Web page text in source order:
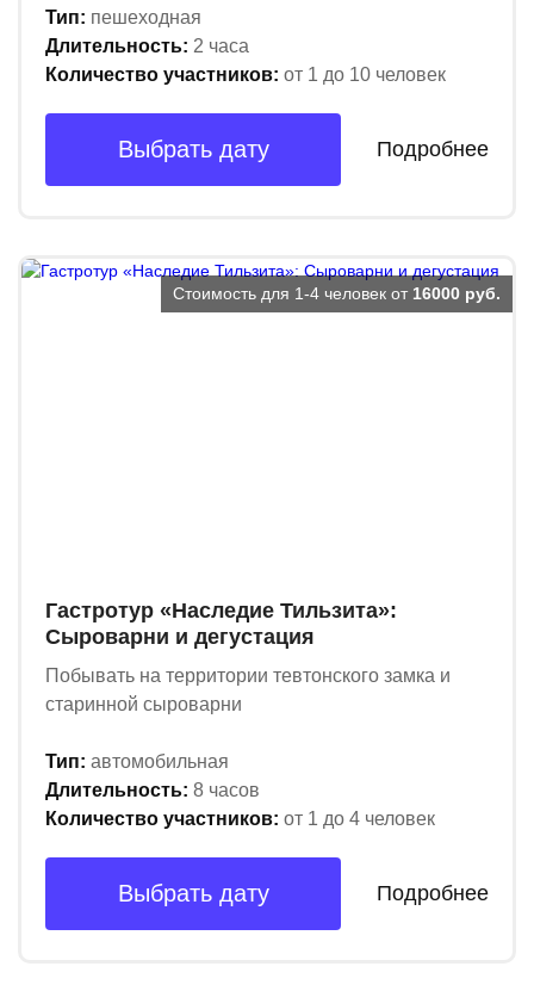
Тип: пешеходная
Длительность: 2 часа
Количество участников: от 1 до 10 человек
Выбрать дату Подробнее
Гастротур «Наследие Тильзита»:
Сыроварни и дегустация
Побывать на территории тевтонского замка и
старинной сыроварни
Тип: автомобильная
Длительность: 8 часов
Количество участников: от 1 до 4 человек
Стоимость для 1-4 человек от 16000 руб.
Выбрать дату Подробнее